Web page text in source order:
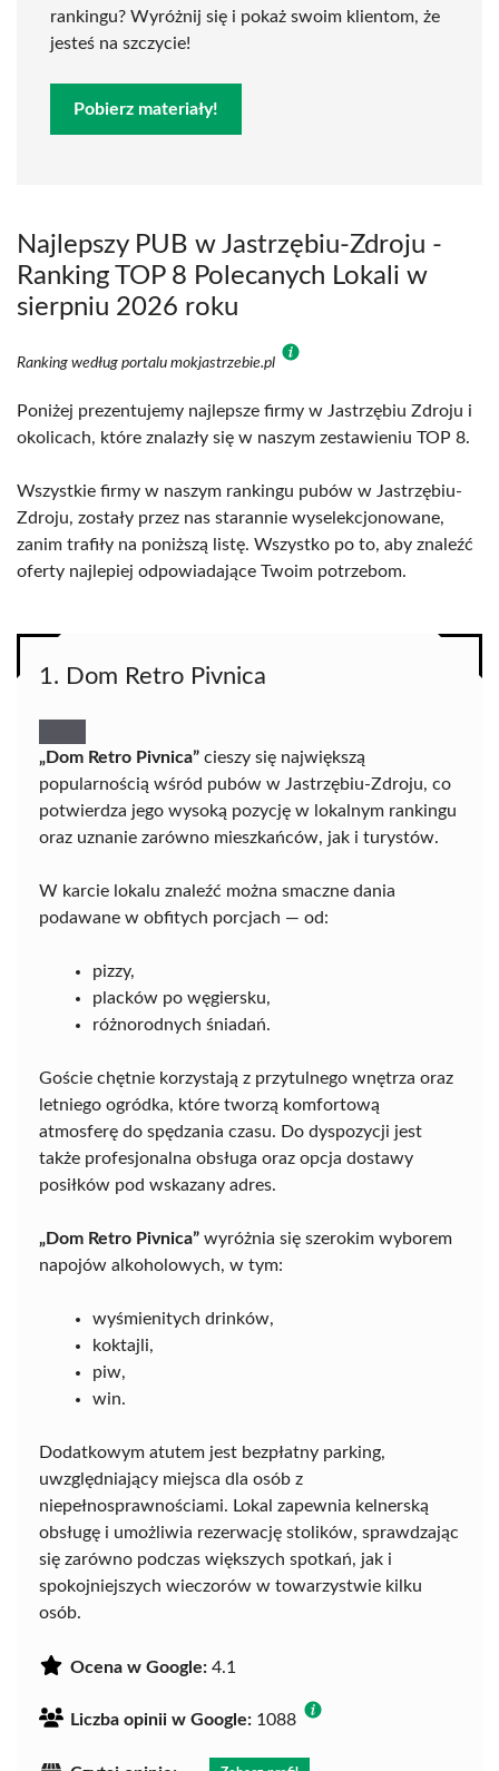
rankingu? Wyróżnij się i pokaż swoim klientom, że
jesteś na szczycie!
Pobierz materiały!
Najlepszy PUB w Jastrzębiu-Zdroju -
Ranking TOP 8 Polecanych Lokali w
sierpniu 2026 roku
Ranking według portalu mokjastrzebie.pl
Poniżej prezentujemy najlepsze firmy w Jastrzębiu Zdroju i
okolicach, które znalazły się w naszym zestawieniu TOP 8.
Wszystkie firmy w naszym rankingu pubów w Jastrzębiu-
Zdroju, zostały przez nas starannie wyselekcjonowane,
zanim trafiły na poniższą listę. Wszystko po to, aby znaleźć
oferty najlepiej odpowiadające Twoim potrzebom.
1. Dom Retro Pivnica
„Dom Retro Pivnica” cieszy się największą
popularnością wśród pubów w Jastrzębiu-Zdroju, co
potwierdza jego wysoką pozycję w lokalnym rankingu
oraz uznanie zarówno mieszkańców, jak i turystów.
W karcie lokalu znaleźć można smaczne dania
podawane w obfitych porcjach — od:
pizzy,
placków po węgiersku,
różnorodnych śniadań.
Goście chętnie korzystają z przytulnego wnętrza oraz
letniego ogródka, które tworzą komfortową
atmosferę do spędzania czasu. Do dyspozycji jest
także profesjonalna obsługa oraz opcja dostawy
posiłków pod wskazany adres.
„Dom Retro Pivnica” wyróżnia się szerokim wyborem
napojów alkoholowych, w tym:
wyśmienitych drinków,
koktajli,
piw,
win.
Dodatkowym atutem jest bezpłatny parking,
uwzględniający miejsca dla osób z
niepełnosprawnościami. Lokal zapewnia kelnerską
obsługę i umożliwia rezerwację stolików, sprawdzając
się zarówno podczas większych spotkań, jak i
spokojniejszych wieczorów w towarzystwie kilku
osób.
Ocena w Google: 4.1
Liczba opinii w Google: 1088